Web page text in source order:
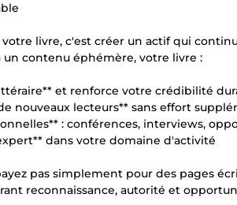
livre, c'est créer un actif qui
contenu éphémère, votre livre :
et renforce votre crédibilité
nouveaux lecteurs** sans effort
: conférences, interviews,
dans votre domaine d'activité
pas simplement pour des pages
reconnaissance, autorité et